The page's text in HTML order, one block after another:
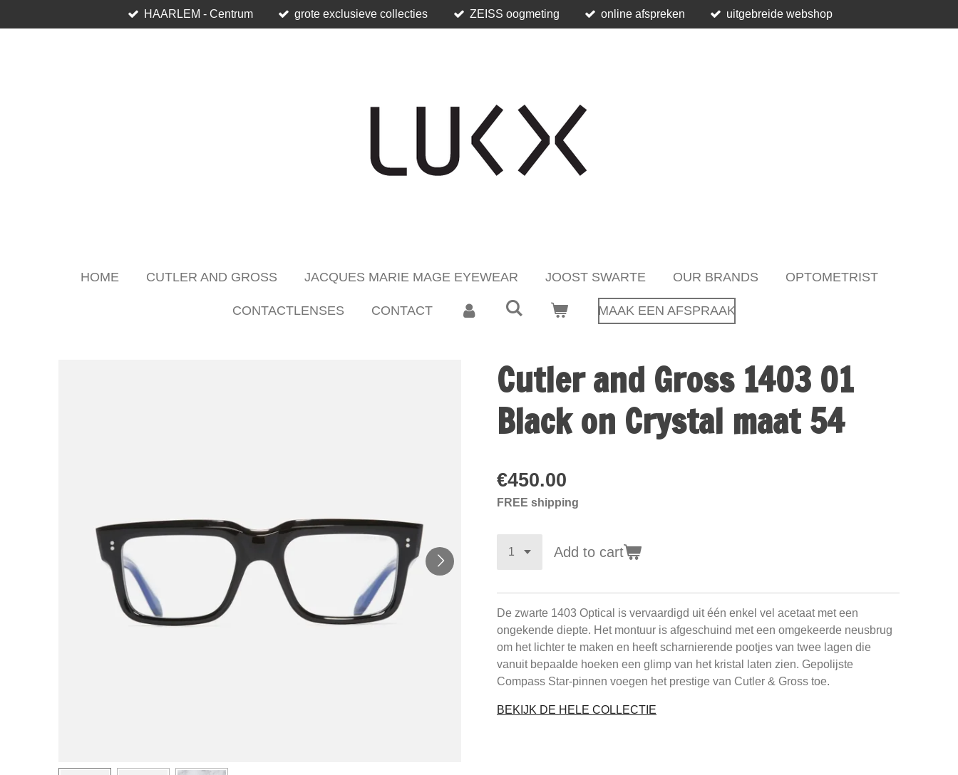
to
HAARLEM - Centrum grote exclusieve collecties ZEISS oogmeting online afspreken uitgebreide webshop
HOME CUTLER AND GROSS JACQUES MARIE MAGE EYEWEAR JOOST SWARTE OUR BRANDS OPTOMETRIST
CONTACTLENSES CONTACT MAAK EEN AFSPRAAK
Cutler and Gross 1403 01
Black on Crystal maat 54
€450.00
FREE shipping
Add to cart
De zwarte 1403 Optical is vervaardigd uit één enkel vel acetaat met een
ongekende diepte. Het montuur is afgeschuind met een omgekeerde neusbrug
om het lichter te maken en heeft scharnierende pootjes van twee lagen die
vanuit bepaalde hoeken een glimp van het kristal laten zien. Gepolijste
Compass Star-pinnen voegen het prestige van Cutler & Gross toe.
BEKIJK DE HELE COLLECTIE